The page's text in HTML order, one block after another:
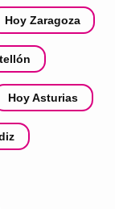
Hoy Zaragoza
Hoy Asturias